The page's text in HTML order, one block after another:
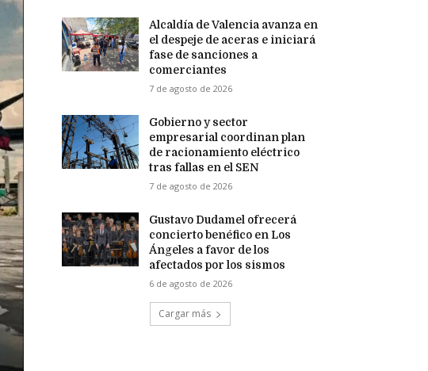
Alcaldía de Valencia avanza en
el despeje de aceras e iniciará
fase de sanciones a
comerciantes
7 de agosto de 2026
Gobierno y sector
empresarial coordinan plan
de racionamiento eléctrico
tras fallas en el SEN
7 de agosto de 2026
Gustavo Dudamel ofrecerá
concierto benéfico en Los
Ángeles a favor de los
afectados por los sismos
6 de agosto de 2026
Cargar más